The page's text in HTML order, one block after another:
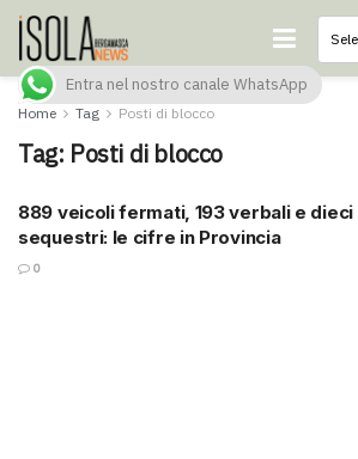
Home Tag Posti di blocco
Tag: Posti di blocco
889 veicoli fermati, 193 verbali e dieci
sequestri: le cifre in Provincia
0
Entra nel nostro canale WhatsApp